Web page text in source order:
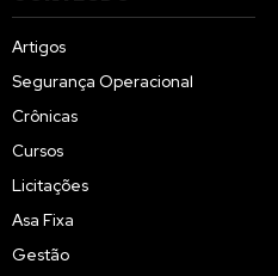
Artigos
Segurança Operacional
Crônicas
Cursos
Licitações
Asa Fixa
Gestão